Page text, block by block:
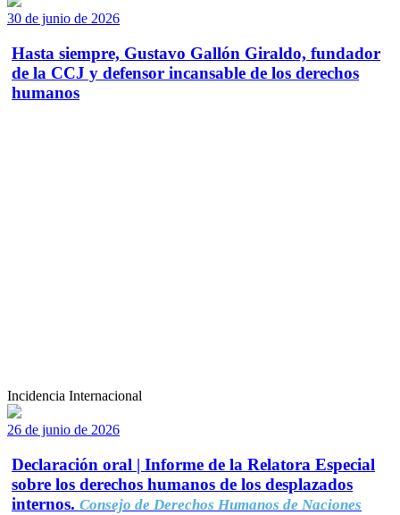
30 de junio de 2026
Hasta siempre, Gustavo Gallón Giraldo, fundador
de la CCJ y defensor incansable de los derechos
humanos
Incidencia Internacional
26 de junio de 2026
Declaración oral | Informe de la Relatora Especial
sobre los derechos humanos de los desplazados
internos. Consejo de Derechos Humanos de Naciones